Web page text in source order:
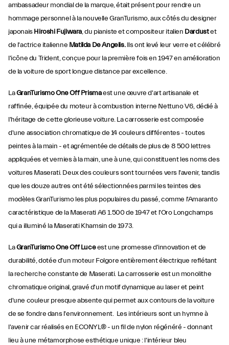
ambassadeur mondial de la marque, était présent pour rendre un
hommage personnel à la nouvelle GranTurismo, aux côtés du designer
japonaisHiroshi Fujiwara, du pianiste et compositeur italien Dardustet
de l'actrice italienne Matilda De Angelis.Ils ont levé leur verre et célébré
l'icône du Trident, conçue pour la première fois en 1947 en amélioration
de la voiture de sport longue distance par excellence.
LaGranTurismo One Off Prismaest une œuvre d'art artisanale et
raffinée, équipée du moteur à combustion interne Nettuno V6, dédié à
l'héritage de cette glorieuse voiture. La carrosserie est composée
d'une association chromatique de 14 couleurs différentes - toutes
peintes à la main - et agrémentée de détails de plus de 8 500 lettres
appliquées et vernies à la main, une à une, qui constituent les noms des
voitures Maserati. Deux des couleurs sont tournées vers l'avenir, tandis
que les douze autres ont été sélectionnées parmi les teintes des
modèles GranTurismo les plus populaires du passé, comme l'Amaranto
caractéristique de la Maserati A6 1.500 de 1947 et l'Oro Longchamps
qui a illuminé la Maserati Khamsin de 1973.
LaGranTurismo One Off Luceest une promesse d'innovation et de
durabilité, dotée d'un moteur Folgore entièrement électrique reflétant
la recherche constante de Maserati. La carrosserie est un monolithe
chromatique original, gravé d'un motif dynamique au laser et peint
d'une couleur presque absente qui permet aux contours de la voiture
de se fondre dans l'environnement. Les intérieurs sont un hymne à
l'avenir car réalisés en ECONYL® - un fil de nylon régénéré - donnant
lieu à une métamorphose esthétique unique : l'intérieur bleu